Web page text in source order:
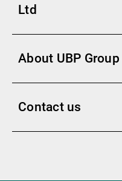
Ltd
About UBP Group
Contact us